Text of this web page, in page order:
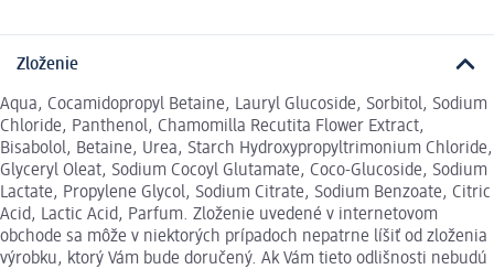
Zloženie
Aqua, Cocamidopropyl Betaine, Lauryl Glucoside, Sorbitol, Sodium
Chloride, Panthenol, Chamomilla Recutita Flower Extract,
Bisabolol, Betaine, Urea, Starch Hydroxypropyltrimonium Chloride,
Glyceryl Oleat, Sodium Cocoyl Glutamate, Coco-Glucoside, Sodium
Lactate, Propylene Glycol, Sodium Citrate, Sodium Benzoate, Citric
Acid, Lactic Acid, Parfum. Zloženie uvedené v internetovom
obchode sa môže v niektorých prípadoch nepatrne líšiť od zloženia
výrobku, ktorý Vám bude doručený. Ak Vám tieto odlišnosti nebudú